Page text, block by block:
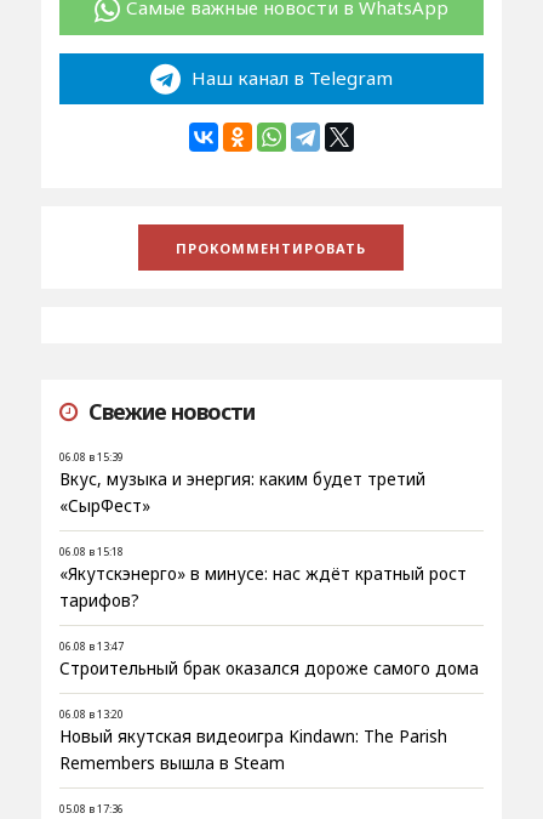
Самые важные новости в WhatsApp
Наш канал в Telegram
Свежие новости
06.08 в 15:39
Вкус, музыка и энергия: каким будет третий
«СырФест»
06.08 в 15:18
«Якутскэнерго» в минусе: нас ждёт кратный рост
тарифов?
06.08 в 13:47
Строительный брак оказался дороже самого дома
06.08 в 13:20
Новый якутская видеоигра Kindawn: The Parish
Remembers вышла в Steam
05.08 в 17:36